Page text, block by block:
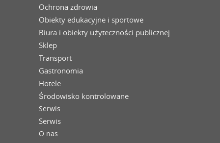
Ochrona zdrowia
Obiekty edukacyjne i sportowe
Biura i obiekty użyteczności publicznej
Sklep
Transport
Gastronomia
Hotele
Środowisko kontrolowane
Serwis
Serwis
O nas